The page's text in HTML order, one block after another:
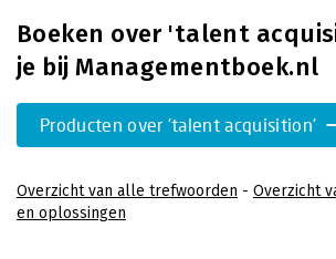
Boeken over 'talent
je bij Managementboek.nl
Producten over 'talent acquisition'
Overzicht van alle trefwoorden - Overzicht
en oplossingen